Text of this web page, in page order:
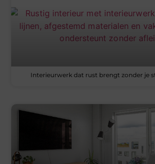
Interieurwerk dat rust brengt zonder je